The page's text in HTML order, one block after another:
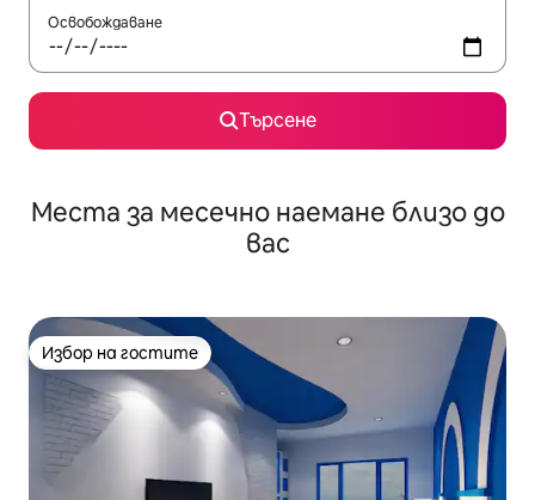
Освобождаване
Търсене
Места за месечно наемане близо до
вас
Избор на гостите
Избор на гостите